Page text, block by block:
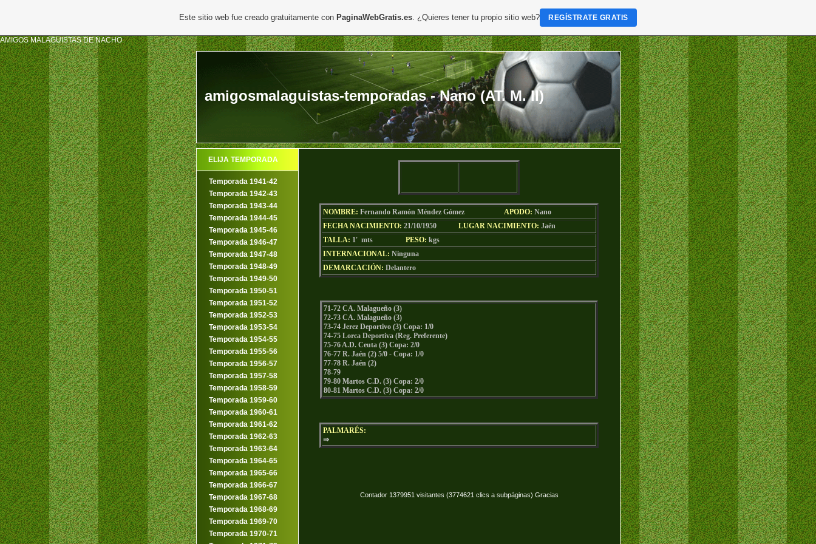
AMIGOS MALAGUISTAS DE NACHO
amigosmalaguistas-temporadas - Nano (AT. M. II)
ELIJA TEMPORADA
Temporada 1941-42
Temporada 1942-43
Temporada 1943-44
Temporada 1944-45
Temporada 1945-46
Temporada 1946-47
Temporada 1947-48
Temporada 1948-49
Temporada 1949-50
Temporada 1950-51
Temporada 1951-52
Temporada 1952-53
Temporada 1953-54
Temporada 1954-55
Temporada 1955-56
Temporada 1956-57
Temporada 1957-58
Temporada 1958-59
Temporada 1959-60
Temporada 1960-61
Temporada 1961-62
Temporada 1962-63
Temporada 1963-64
Temporada 1964-65
Temporada 1965-66
Temporada 1966-67
Temporada 1967-68
Temporada 1968-69
Temporada 1969-70
Temporada 1970-71
NOMBRE: Fernando Ramón Méndez Gómez APODO: Nano
FECHA NACIMIENTO: 21/10/1950 LUGAR NACIMIENTO: Jaén
TALLA: 1' mts PESO: kgs
INTERNACIONAL: Ninguna
DEMARCACIÓN: Delantero
71-72 CA. Malagueño (3)
72-73 CA. Malagueño (3)
73-74 Jerez Deportivo (3) Copa: 1/0
74-75 Lorca Deportiva (Reg. Preferente)
75-76 A.D. Ceuta (3) Copa: 2/0
76-77 R. Jaén (2) 5/0 - Copa: 1/0
77-78 R. Jaén (2)
78-79
79-80 Martos C.D. (3) Copa: 2/0
80-81 Martos C.D. (3) Copa: 2/0
PALMARÉS:
⇒
Contador 1379951 visitantes (3774621 clics a subpáginas) Gracias
Este sitio web fue creado gratuitamente con PaginaWebGratis.es. ¿Quieres tener tu propio sitio web? REGÍSTRATE GRATIS